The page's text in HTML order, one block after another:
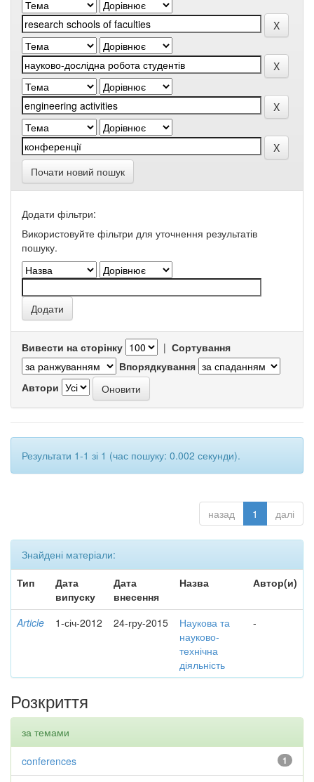
Почати новий пошук
Додати фільтри:
Використовуйте фільтри для уточнення результатів
пошуку.
Вивести на сторінку | Сортування
Впорядкування
Автори
Результати 1-1 зі 1 (час пошуку: 0.002 секунди).
назад 1 далі
Знайдені матеріали:
Тип
Дата
випуску
Дата
внесення
Назва Автор(и)
Article 1-січ-2012 24-гру-2015
Наукова та
науково-
технічна
діяльність
-
Розкриття
за темами
1
conferences